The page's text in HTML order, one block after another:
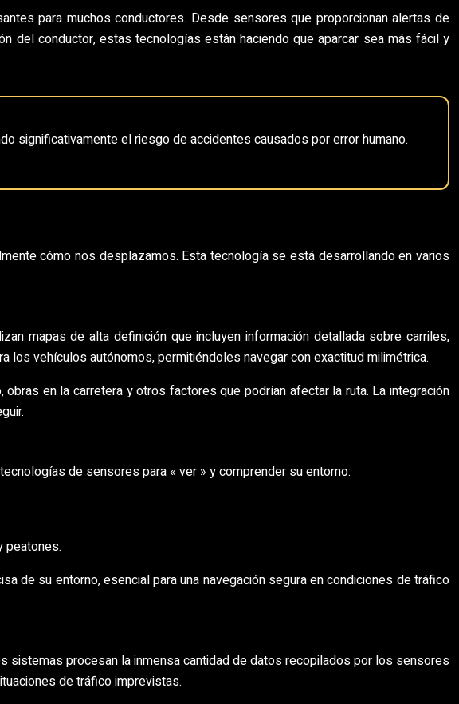
para muchos conductores. Desde sensores que proporcionan alertas de
del conductor, estas tecnologías están haciendo que aparcar sea más fácil y
significativamente el riesgo de accidentes causados por error humano.
cómo nos desplazamos. Esta tecnología se está desarrollando en varios
mapas de alta definición que incluyen información detallada sobre carriles,
los vehículos autónomos, permitiéndoles navegar con exactitud milimétrica.
en la carretera y otros factores que podrían afectar la ruta. La integración
de sensores para « ver » y comprender su entorno:
peatones.
de su entorno, esencial para una navegación segura en condiciones de tráfico
sistemas procesan la inmensa cantidad de datos recopilados por los sensores
de tráfico imprevistas.